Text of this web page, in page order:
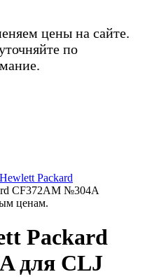
цены на сайте.
по
Hewlett Packard
CF372AM №304A
ценам.
Packard
для CLJ